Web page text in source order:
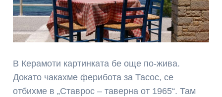
В Керамоти картинката бе още по-жива.
Докато чакахме ферибота за Тасос, се
отбихме в „Ставрос – таверна от 1965“. Там